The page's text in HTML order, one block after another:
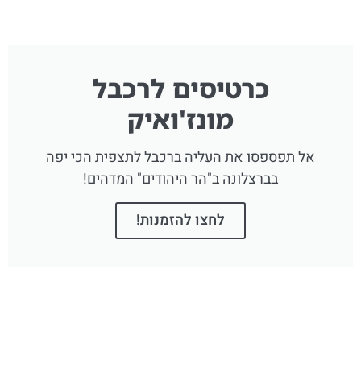
כרטיסים לרכבל
מונז'ואיק
אל תפספסו את העליה ברכבל לתצפית הכי יפה
בברצלונה ב"הר היהודים" המדהים!
לחצו להזמנות!